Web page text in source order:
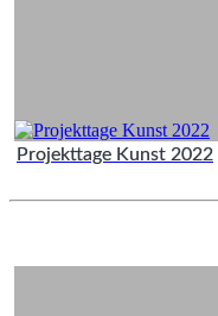
Projekttage Kunst 2022